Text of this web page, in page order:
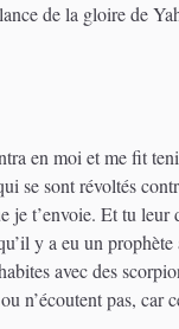
de la gloire de
en moi et me fit
se sont révoltés
je t’envoie. Et tu
y a eu un prophète
avec des
n’écoutent pas, car